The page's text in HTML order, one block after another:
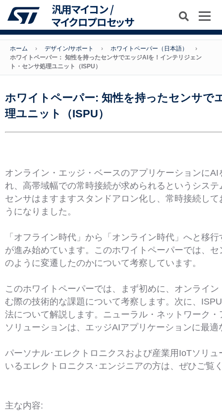
汎用マイコン /
マイクロプロセッサ
ホーム › デザイン/サポート › ホワイトペーパー（日本語）
ホワイトペーパー： 知性を持ったセンサでエッジAIを！インテリジェン
ト・センサ処理ユニット（ISPU）
ホワイトペーパー: 知性を持ったセンサで
理ユニット（ISPU）
オンライン・エッジ・ベースのアプリケーションに
れ、高帯域幅での常時接続が求められるというシス
センサはますますスタンドアロン化し、常時接続し
うになりました。
「オフライン時代」から「オンライン時代」へと移
が進み始めています。このホワイトペーパーでは、
のように変遷したのかについて考察しています。
このホワイトペーパーでは、まず初めに、オンライ
む際の技術的な課題について考察します。次に、
法について解説します。ニューラル・ネットワーク
ソリューションは、エッジAIアプリケーションに最
パーソナル･エレクトロニクスおよび産業用IoTソリ
いるエレクトロニクス･エンジニアの方は、ぜひご覧
主な内容: